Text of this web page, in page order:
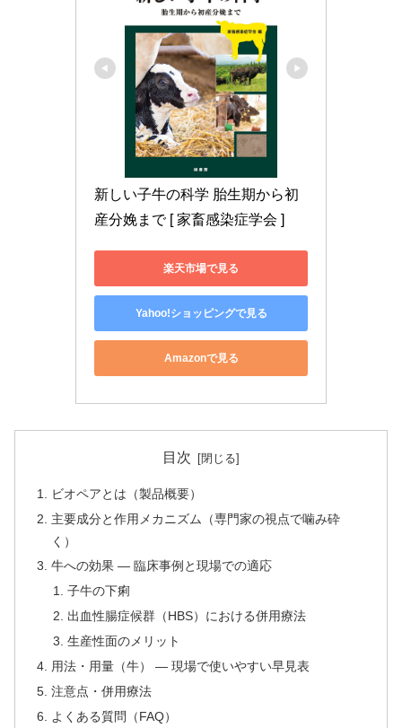
新しい子牛の科学 胎生期から初
産分娩まで [ 家畜感染症学会 ]
楽天市場で見る
Yahoo!ショッピングで見る
Amazonで見る
目次
ビオペアとは（製品概要）
主要成分と作用メカニズム（専門家の視点で噛み砕
く）
牛への効果 — 臨床事例と現場での適応
子牛の下痢
出血性腸症候群（HBS）における併用療法
生産性面のメリット
用法・用量（牛） — 現場で使いやすい早見表
注意点・併用療法
よくある質問（FAQ）